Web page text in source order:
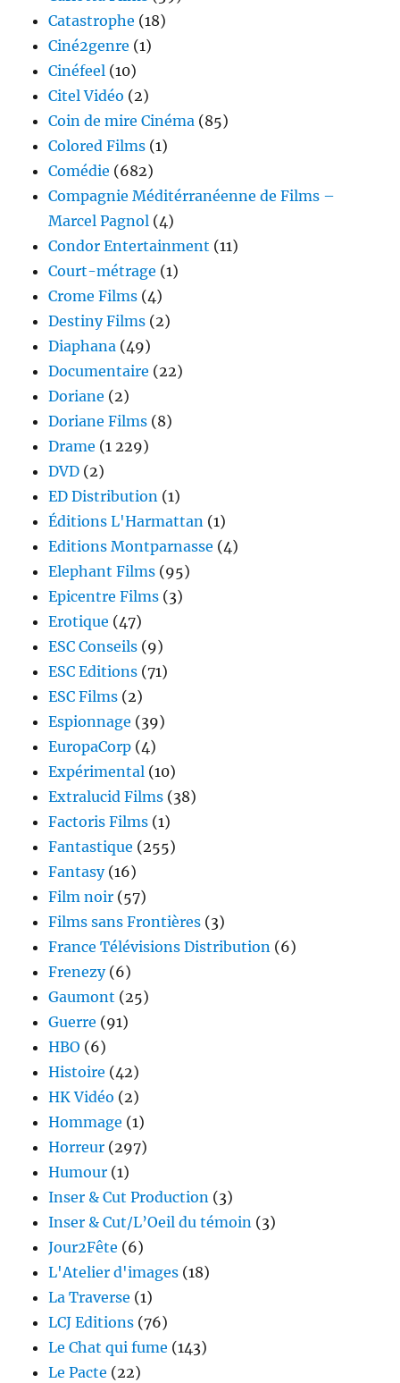
Catastrophe (18)
Ciné2genre (1)
Cinéfeel (10)
Citel Vidéo (2)
Coin de mire Cinéma (85)
Colored Films (1)
Comédie (682)
Compagnie Méditérranéenne de Films –
Marcel Pagnol (4)
Condor Entertainment (11)
Court-métrage (1)
Crome Films (4)
Destiny Films (2)
Diaphana (49)
Documentaire (22)
Doriane (2)
Doriane Films (8)
Drame (1 229)
DVD (2)
ED Distribution (1)
Éditions L'Harmattan (1)
Editions Montparnasse (4)
Elephant Films (95)
Epicentre Films (3)
Erotique (47)
ESC Conseils (9)
ESC Editions (71)
ESC Films (2)
Espionnage (39)
EuropaCorp (4)
Expérimental (10)
Extralucid Films (38)
Factoris Films (1)
Fantastique (255)
Fantasy(16)
Film noir (57)
Films sans Frontières (3)
France Télévisions Distribution (6)
Frenezy(6)
Gaumont (25)
Guerre (91)
HBO (6)
Histoire (42)
HK Vidéo (2)
Hommage (1)
Horreur (297)
Humour (1)
Inser & Cut Production (3)
Inser & Cut/L’Oeil du témoin (3)
Jour2Fête (6)
L'Atelier d'images (18)
La Traverse (1)
LCJ Editions (76)
Le Chat qui fume (143)
Le Pacte (22)